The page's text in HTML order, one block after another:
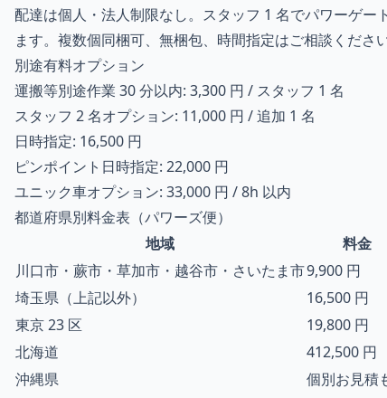
配達は個人・法人制限なし。スタッフ 1 名でパワーゲ
ます。複数個同梱可、無梱包、時間指定はご相談ください
別途有料オプション
運搬等別途作業 30 分以内: 3,300 円 / スタッフ 1 名
スタッフ 2 名オプション: 11,000 円 / 追加 1 名
日時指定: 16,500 円
ピンポイント日時指定: 22,000 円
ユニック車オプション: 33,000 円 / 8h 以内
都道府県別料金表（パワーズ便）
地域
料金
川口市・蕨市・草加市・越谷市・さいたま市9,900 円
埼玉県（上記以外）
16,500 円
東京 23 区
19,800 円
北海道
412,500 円
沖縄県
個別お見積